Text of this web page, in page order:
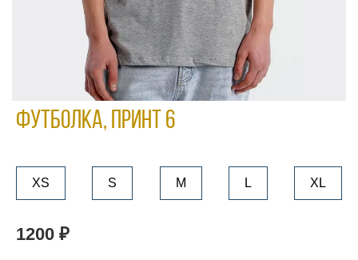
Футболка, принт 6
XS S M L XL
1200 ₽